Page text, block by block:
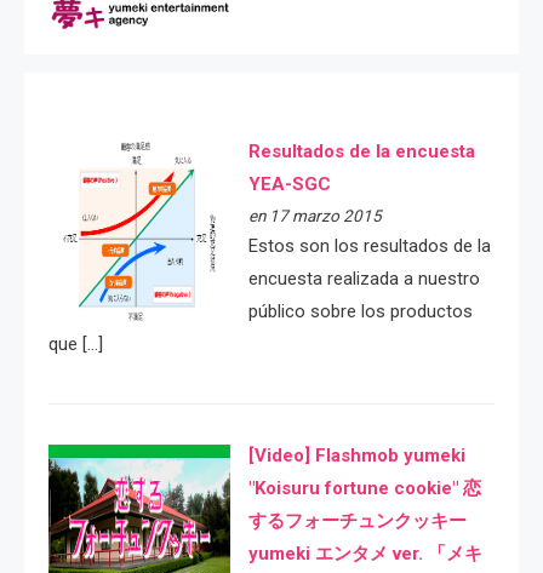
Resultados de la encuesta
YEA-SGC
en 17 marzo 2015
Estos son los resultados de la
encuesta realizada a nuestro
público sobre los productos
que […]
[Video] Flashmob yumeki
"Koisuru fortune cookie" 恋
するフォーチュンクッキー
yumeki エンタメ ver. 「メキ